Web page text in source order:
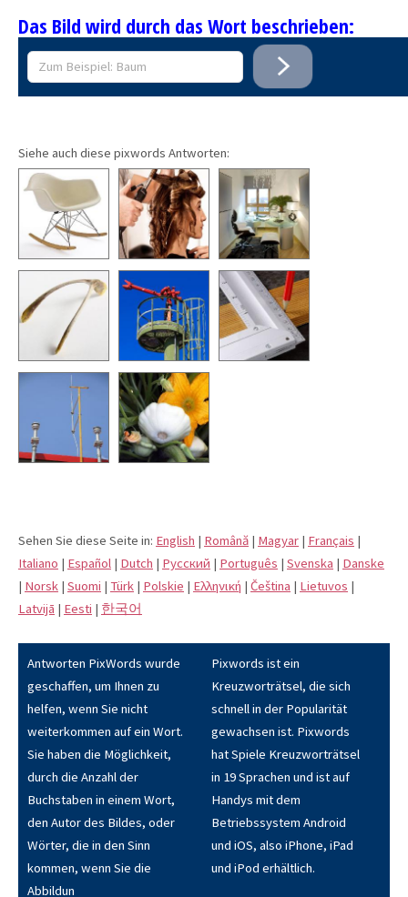
Das Bild wird durch das Wort beschrieben:
Siehe auch diese pixwords Antworten:
Sehen Sie diese Seite in: English | Română | Magyar | Français |
Italiano | Español | Dutch | Pусский | Português | Svenska | Danske
| Norsk | Suomi | Türk | Polskie | Eλληνική | Čeština | Lietuvos |
Latvijā | Eesti | 한국어
Antworten PixWords wurde
geschaffen, um Ihnen zu
helfen, wenn Sie nicht
weiterkommen auf ein Wort.
Sie haben die Möglichkeit,
durch die Anzahl der
Buchstaben in einem Wort,
den Autor des Bildes, oder
Wörter, die in den Sinn
kommen, wenn Sie die
Abbildun
Pixwords ist ein
Kreuzworträtsel, die sich
schnell in der Popularität
gewachsen ist. Pixwords
hat Spiele Kreuzworträtsel
in 19 Sprachen und ist auf
Handys mit dem
Betriebssystem Android
und iOS, also iPhone, iPad
und iPod erhältlich.